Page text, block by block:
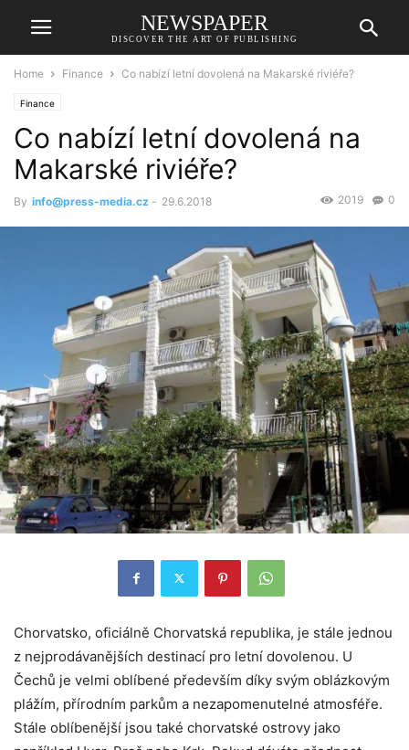
NEWSPAPER
DISCOVER THE ART OF PUBLISHING
Home Finance Co nabízí letní dovolená na Makarské riviéře?
Finance
Co nabízí letní dovolená na
Makarské riviéře?
By info@press-media.cz - 29.6.2018 0
2019
Chorvatsko, oficiálně Chorvatská republika, je stále jednou
z nejprodávanějších destinací pro letní dovolenou. U
Čechů je velmi oblíbené především díky svým oblázkovým
plážím, přírodním parkům a nezapomenutelné atmosféře.
Stále oblíbenější jsou také chorvatské ostrovy jako